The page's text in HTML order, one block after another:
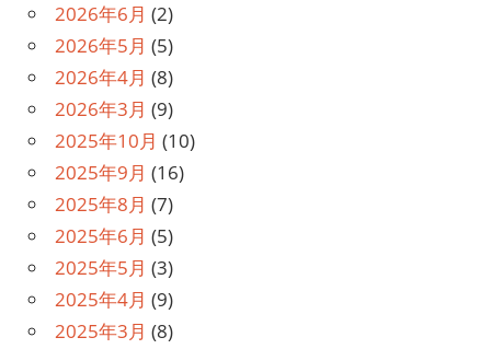
2026年6月 (2)
2026年5月 (5)
2026年4月 (8)
2026年3月 (9)
2025年10月 (10)
2025年9月 (16)
2025年8月 (7)
2025年6月 (5)
2025年5月 (3)
2025年4月 (9)
2025年3月 (8)